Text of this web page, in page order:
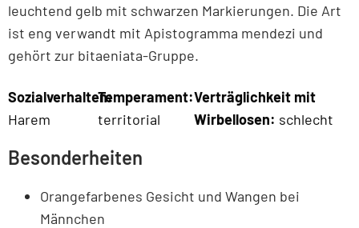
leuchtend gelb mit schwarzen Markierungen. Die Art
ist eng verwandt mit Apistogramma mendezi und
gehört zur bitaeniata-Gruppe.
Sozialverhalten:
Harem
Temperament:
territorial
Verträglichkeit mit
Wirbellosen: schlecht
Besonderheiten
Orangefarbenes Gesicht und Wangen bei
Männchen